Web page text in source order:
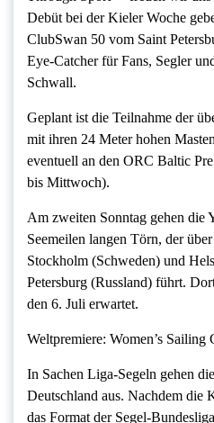
Debüt bei der Kieler Woche
ClubSwan 50 vom Saint
Eye-Catcher für Fans, Segler
Schwall.
Geplant ist die Teilnahme der
mit ihren 24 Meter hohen
eventuell an den ORC Baltic
bis Mittwoch).
Am zweiten Sonntag gehen die
Seemeilen langen Törn, der
Stockholm (Schweden) und
Petersburg (Russland) führt.
den 6. Juli erwartet.
Weltpremiere: Women’s Sailing
In Sachen Liga-Segeln gehen
Deutschland aus. Nachdem die
das Format der Segel-